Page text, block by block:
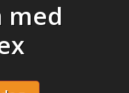
med